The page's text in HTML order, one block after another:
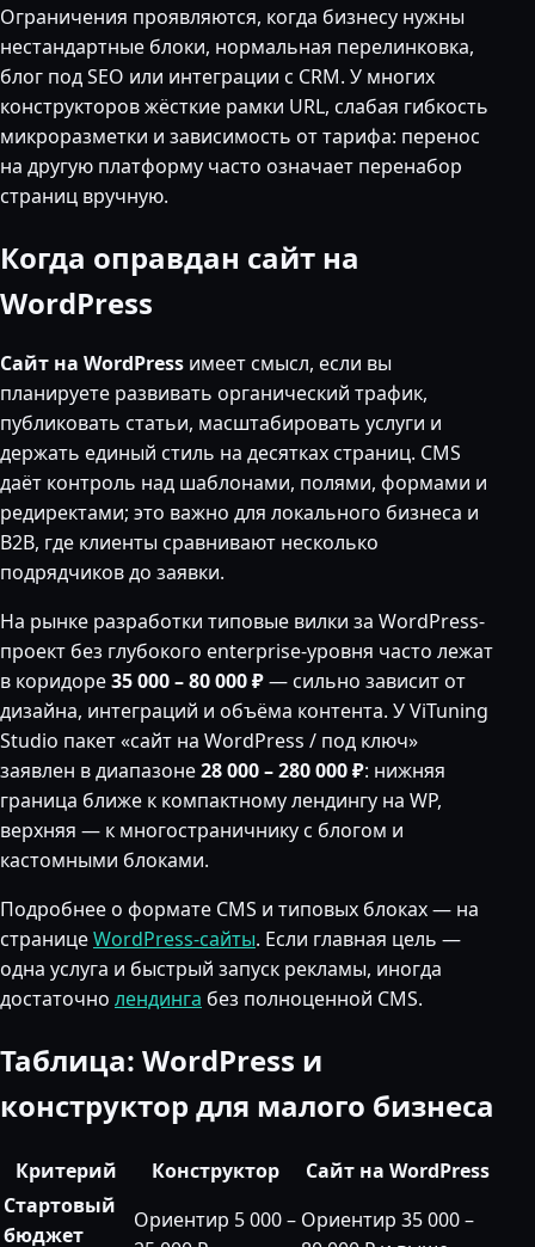
Ограничения проявляются, когда бизнесу нужны
нестандартные блоки, нормальная перелинковка,
блог под SEO или интеграции с CRM. У многих
конструкторов жёсткие рамки URL, слабая гибкость
микроразметки и зависимость от тарифа: перенос
на другую платформу часто означает перенабор
страниц вручную.
Когда оправдан сайт на
WordPress
Сайт на WordPress имеет смысл, если вы
планируете развивать органический трафик,
публиковать статьи, масштабировать услуги и
держать единый стиль на десятках страниц. CMS
даёт контроль над шаблонами, полями, формами и
редиректами; это важно для локального бизнеса и
B2B, где клиенты сравнивают несколько
подрядчиков до заявки.
На рынке разработки типовые вилки за WordPress-
проект без глубокого enterprise-уровня часто лежат
в коридоре35 000 – 80 000 ₽— сильно зависит от
дизайна, интеграций и объёма контента. У ViTuning
Studio пакет «сайт на WordPress / под ключ»
заявлен в диапазоне28 000 – 280 000 ₽: нижняя
граница ближе к компактному лендингу на WP,
верхняя — к многостраничнику с блогом и
кастомными блоками.
Подробнее о формате CMS и типовых блоках — на
страницеWordPress-сайты. Если главная цель —
одна услуга и быстрый запуск рекламы, иногда
достаточно лендинга без полноценной CMS.
Таблица: WordPress и
конструктор для малого бизнеса
Критерий Конструктор
Сайт на WordPress
Стартовый
бюджет
Ориентир 5 000 – Ориентир 35 000 –